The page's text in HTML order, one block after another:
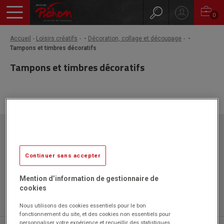
0
Accueil Loisirs créatifs - Décoration, collage et découpage
-
Tampons et timbres décoratifs
Tampons et timbres décoratifs
Continuer sans accepter
Mention d’information de gestionnaire de
cookies
Nous utilisons des cookies essentiels pour le bon
fonctionnement du site, et des cookies non essentiels pour
personnaliser votre expérience et recueillir des statistiques.